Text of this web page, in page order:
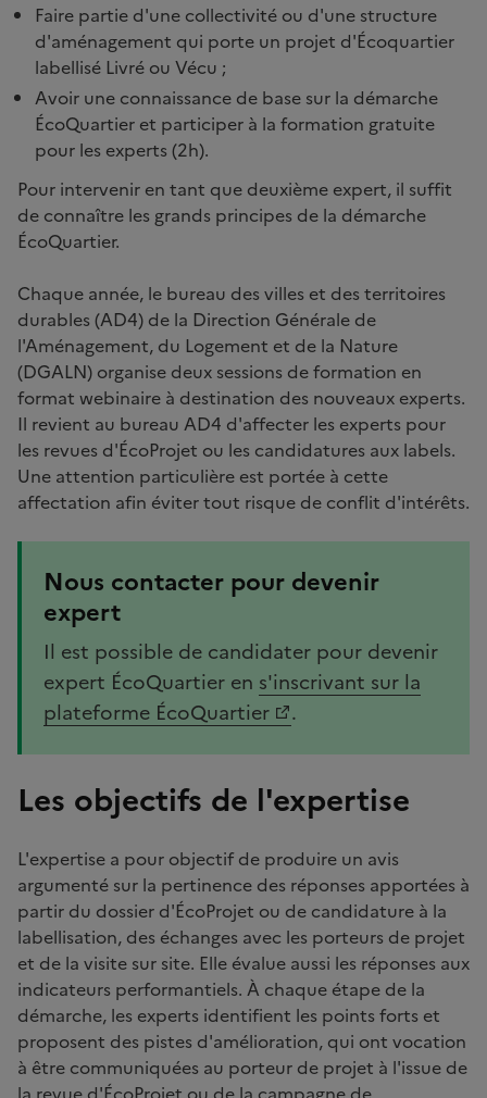
Faire partie d'une collectivité ou d'une structure
d'aménagement qui porte un projet d'Écoquartier
labellisé Livré ou Vécu ;
Avoir une connaissance de base sur la démarche
ÉcoQuartier et participer à la formation gratuite
pour les experts (2h).
Pour intervenir en tant que deuxième expert, il suffit
de connaître les grands principes de la démarche
ÉcoQuartier.
Chaque année, le bureau des villes et des territoires
durables (AD4) de la Direction Générale de
l'Aménagement, du Logement et de la Nature
(DGALN) organise deux sessions de formation en
format webinaire à destination des nouveaux experts.
Il revient au bureau AD4 d'affecter les experts pour
les revues d'ÉcoProjet ou les candidatures aux labels.
Une attention particulière est portée à cette
affectation afin éviter tout risque de conflit d'intérêts.
Nous contacter pour devenir
expert
Il est possible de candidater pour devenir
expert ÉcoQuartier en s'inscrivant sur la
plateforme ÉcoQuartier
.
Les objectifs de l'expertise
L'expertise a pour objectif de produire un avis
argumenté sur la pertinence des réponses apportées à
partir du dossier d'ÉcoProjet ou de candidature à la
labellisation, des échanges avec les porteurs de projet
et de la visite sur site. Elle évalue aussi les réponses aux
indicateurs performantiels. À chaque étape de la
démarche, les experts identifient les points forts et
proposent des pistes d'amélioration, qui ont vocation
à être communiquées au porteur de projet à l'issue de